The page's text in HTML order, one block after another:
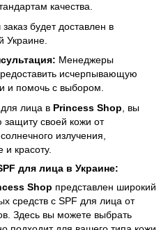
качества.
будет доставлен в
Украине.
Менеджеры
исчерпывающую
и помочь с выбором.
лица в Princess Shop , вы
своей кожи от
излучения,
красоту.
для лица в Украине:
Shop представлен широкий
средств с SPF для лица от
Здесь вы можете выбрать